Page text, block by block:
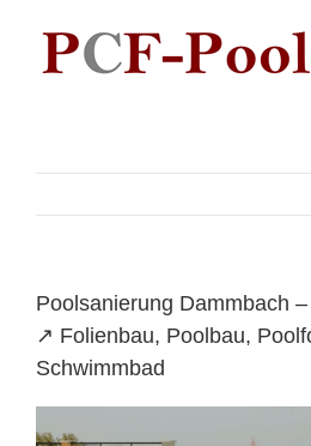
content
Poolsanierung Dammbach
↗️ Folienbau, Poolbau,
Schwimmbad